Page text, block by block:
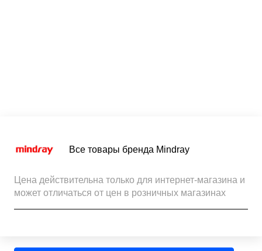
Все товары бренда Mindray
Цена действительна только для интернет-магазина и
может отличаться от цен в розничных магазинах